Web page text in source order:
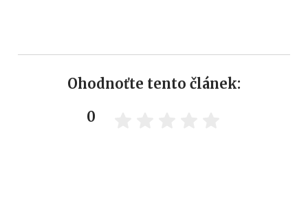
Ohodnoťte tento článek:
0